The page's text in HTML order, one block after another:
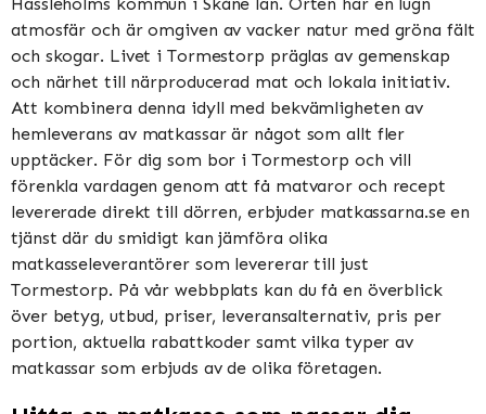
atmosfär och är omgiven av vacker natur med gröna fält
och skogar. Livet i Tormestorp präglas av gemenskap
och närhet till närproducerad mat och lokala initiativ.
Att kombinera denna idyll med bekvämligheten av
hemleverans av matkassar är något som allt fler
upptäcker. För dig som bor i Tormestorp och vill
förenkla vardagen genom att få matvaror och recept
levererade direkt till dörren, erbjuder matkassarna.se en
tjänst där du smidigt kan jämföra olika
matkasseleverantörer som levererar till just
Tormestorp. På vår webbplats kan du få en överblick
över betyg, utbud, priser, leveransalternativ, pris per
portion, aktuella rabattkoder samt vilka typer av
matkassar som erbjuds av de olika företagen.